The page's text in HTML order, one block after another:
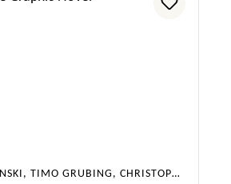
URSULA POZNANSKI, TIMO GRUBING, CHRISTOPHER TAUBER